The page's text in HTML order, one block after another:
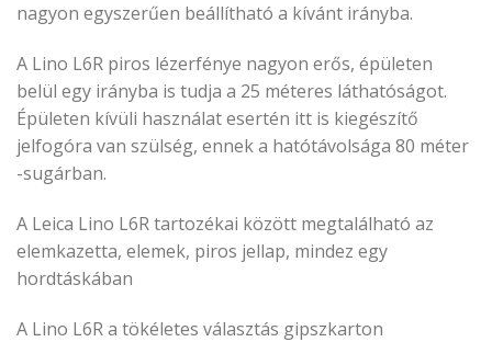
nagyon egyszerűen beállítható a kívánt irányba.
A Lino L6R piros lézerfénye nagyon erős, épületen
belül egy irányba is tudja a 25 méteres láthatóságot.
Épületen kívüli használat esertén itt is kiegészítő
jelfogóra van szülség, ennek a hatótávolsága 80 méter
-sugárban.
A Leica Lino L6R tartozékai között megtalálható az
elemkazetta, elemek, piros jellap, mindez egy
hordtáskában
A Lino L6R a tökéletes választás gipszkarton